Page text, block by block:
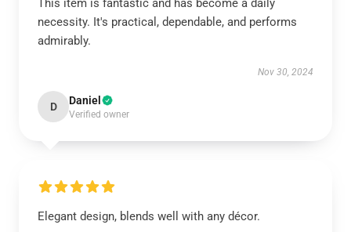
This item is fantastic and has become a daily
necessity. It's practical, dependable, and performs
admirably.
Nov 30, 2024
D Daniel
Verified owner
Elegant design, blends well with any décor.